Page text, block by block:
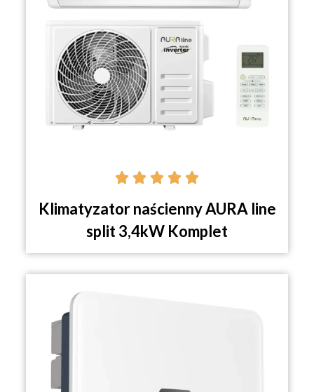
    
Klimatyzator naścienny AURA line
split 3,4kW Komplet